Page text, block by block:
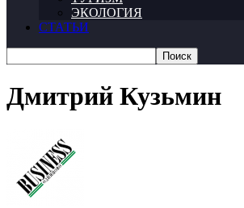
ЭКОЛОГИЯ
СТАТЬИ
Дмитрий Кузьмин